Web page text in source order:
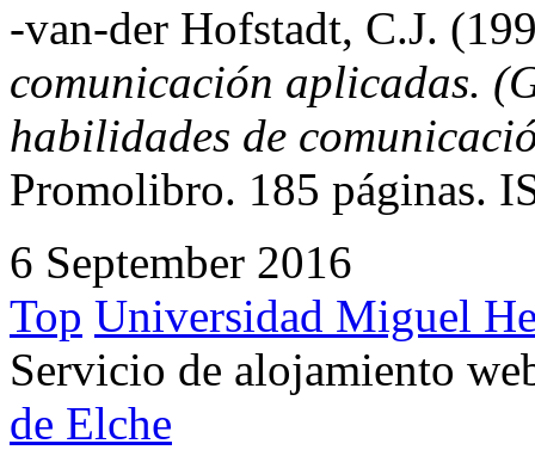
-van-der Hofstadt, C.J.
comunicación aplicadas.
habilidades de
Promolibro. 185 páginas.
6 September 2016
Top Universidad Miguel
Servicio de alojamiento
de Elche